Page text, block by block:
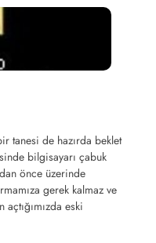
tanesi de hazırda beklet
bilgisayarı çabuk
önce üzerinde
gerek kalmaz ve
eski